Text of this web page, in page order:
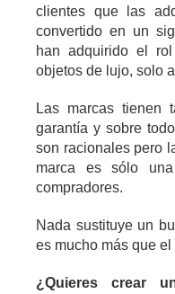
clientes que las
convertido en un
han adquirido el
objetos de lujo, solo
Las marcas tienen
garantía y sobre
son racionales pero
marca es só lo
compradores.
Nada sustituye un
es mucho más que el
¿Quieres crear